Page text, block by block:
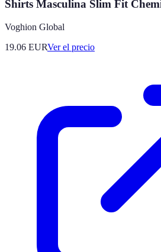
Shirts Masculina Slim Fit
Voghion Global
19.06 EURVer el precio